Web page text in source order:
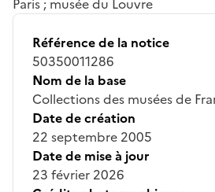
Référence de la notice
50350011286
Nom de la base
Collections des musées de
Date de création
22 septembre 2005
Date de mise à jour
23 février 2026